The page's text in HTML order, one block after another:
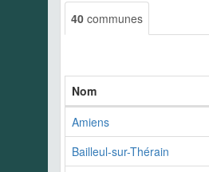
40 communes
Nom
Amiens
Bailleul-sur-Thérain